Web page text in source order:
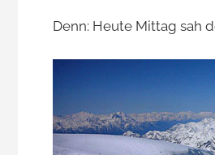
Andi
Jacomet
Denn: Heute Mittag sah